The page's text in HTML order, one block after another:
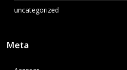
uncategorized
Meta